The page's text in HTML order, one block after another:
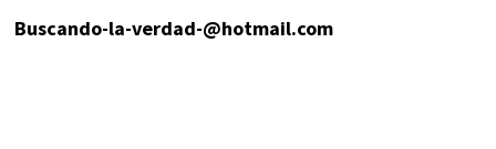
Buscando-la-verdad-@hotmail.com